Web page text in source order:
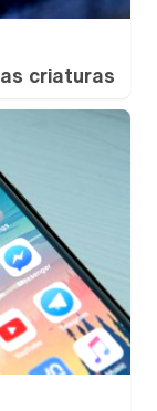
criaturas